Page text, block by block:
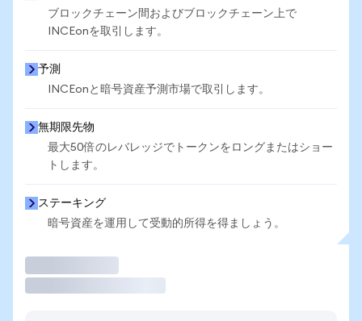
ブロックチェーン間およびブロックチェーン上で
INCEonを取引します。
予測
INCEonと暗号資産予測市場で取引します。
無期限先物
最大50倍のレバレッジでトークンをロングまたはショー
トします。
ステーキング
暗号資産を運用して受動的所得を得ましょう。